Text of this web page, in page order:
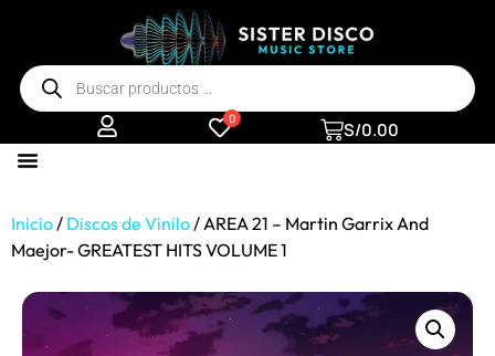
0 S/0.00
Inicio/ Discos de Vinilo/ AREA 21 – Martin Garrix And
Maejor- GREATEST HITS VOLUME 1